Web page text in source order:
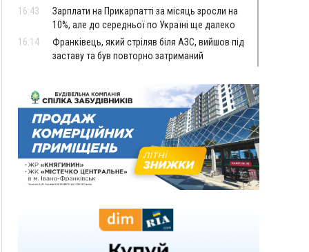
16:43
Зарплати на Прикарпатті за місяць зросли на
10%, але до середньої по Україні ще далеко
16:14
Франківець, який стріляв біля АЗС, вийшов під
заставу та був повторно затриманий
поліції про гранату, бо йому не нарахували
пенсію
14:59
У Болгарії затримали прикарпатця, який
виготовляв наркотики для міжнародного
синдикату
14:47
Стефанішина отримала нову підозру. Їй
обирають запобіжний захід
«Пілот з Лондона» видурив у жительки
Коломийщини майже 64 тисячі гривень
У четвер на Прикарпатті очікується сильна